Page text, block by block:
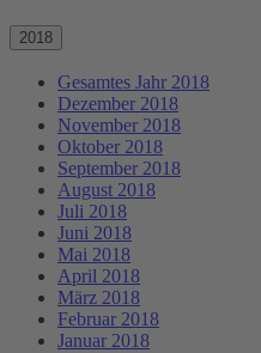
2018
Gesamtes Jahr 2018
Dezember 2018
November 2018
Oktober 2018
September 2018
August 2018
Juli 2018
Juni 2018
Mai 2018
April 2018
März 2018
Februar 2018
Januar 2018